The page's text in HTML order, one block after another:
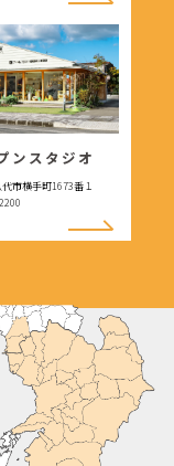
ンスタジオ
市横手町1673番１